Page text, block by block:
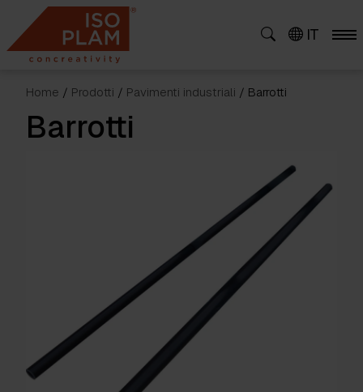
content
IT
Home / Prodotti / Pavimenti industriali / Barrotti
Barrotti